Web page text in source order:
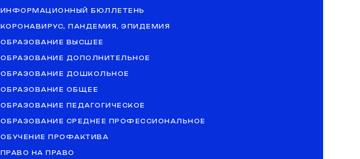
ИНФОРМАЦИОННЫЙ БЮЛЛЕТЕНЬ
КОРОНАВИРУС, ПАНДЕМИЯ, ЭПИДЕМИЯ
ОБРАЗОВАНИЕ ВЫСШЕЕ
ОБРАЗОВАНИЕ ДОПОЛНИТЕЛЬНОЕ
ОБРАЗОВАНИЕ ДОШКОЛЬНОЕ
ОБРАЗОВАНИЕ ОБЩЕЕ
ОБРАЗОВАНИЕ ПЕДАГОГИЧЕСКОЕ
ОБРАЗОВАНИЕ СРЕДНЕЕ ПРОФЕССИОНАЛЬНОЕ
ОБУЧЕНИЕ ПРОФАКТИВА
ПРАВО НА ПРАВО